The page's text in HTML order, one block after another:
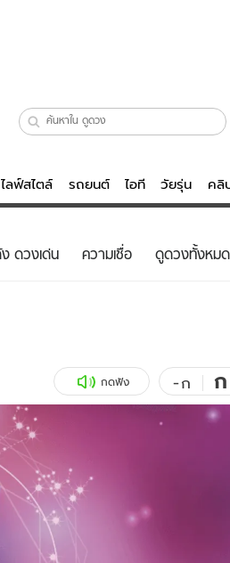
ไลฟ์สไตล์ รถยนต์ ไอที วัยรุ่น คลิ
ไลฟ์สไตล์
รถยนต์
สุขภาพ
เที่ยว-กิน
Tasteful Thailand
Sanook Choice
ดวงเด่น ความเชื่อ ดูดวงทั้งหมด
กดฟัง -ก ก